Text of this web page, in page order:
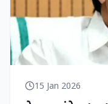
15 Jan 2026